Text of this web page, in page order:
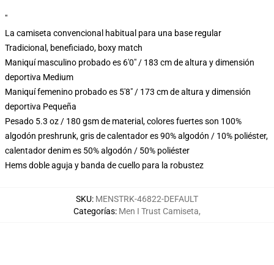
"
La camiseta convencional habitual para una base regular
Tradicional, beneficiado, boxy match
Maniquí masculino probado es 6'0" / 183 cm de altura y dimensión
deportiva Medium
Maniquí femenino probado es 5'8" / 173 cm de altura y dimensión
deportiva Pequeña
Pesado 5.3 oz / 180 gsm de material, colores fuertes son 100%
algodón preshrunk, gris de calentador es 90% algodón / 10% poliéster,
calentador denim es 50% algodón / 50% poliéster
Hems doble aguja y banda de cuello para la robustez
SKU: MENSTRK-46822-DEFAULT
Categorías: Men I Trust Camiseta,